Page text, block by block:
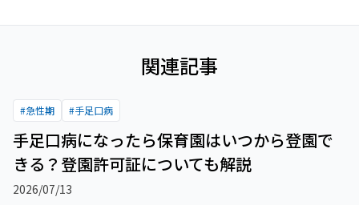
関連記事
#急性期 #手足口病
手足口病になったら保育園はいつから登園で
きる？登園許可証についても解説
2026/07/13